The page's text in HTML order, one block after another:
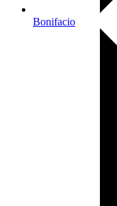
Bonifacio